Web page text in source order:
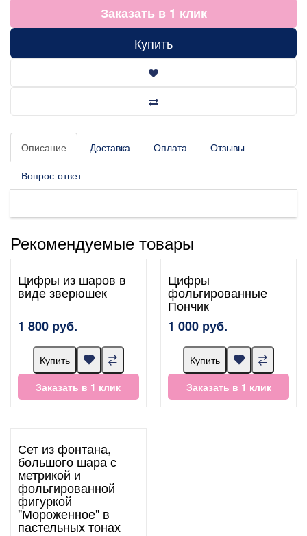
Заказать в 1 клик
Купить
Описание Доставка Оплата Отзывы
Вопрос-ответ
Рекомендуемые товары
Цифры из шаров в
виде зверюшек
1 800 руб.
Купить
Заказать в 1 клик
Цифры
фольгированные
Пончик
1 000 руб.
Купить
Заказать в 1 клик
Сет из фонтана,
большого шара с
метрикой и
фольгированной
фигуркой
"Мороженное" в
пастельных тонах